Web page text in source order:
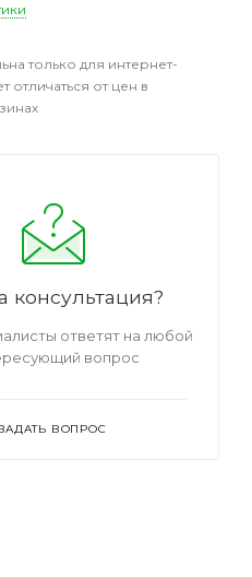
только для интернет-
отличаться от цен в
консультация?
ответят на любой
вопрос
ЗАДАТЬ ВОПРОС